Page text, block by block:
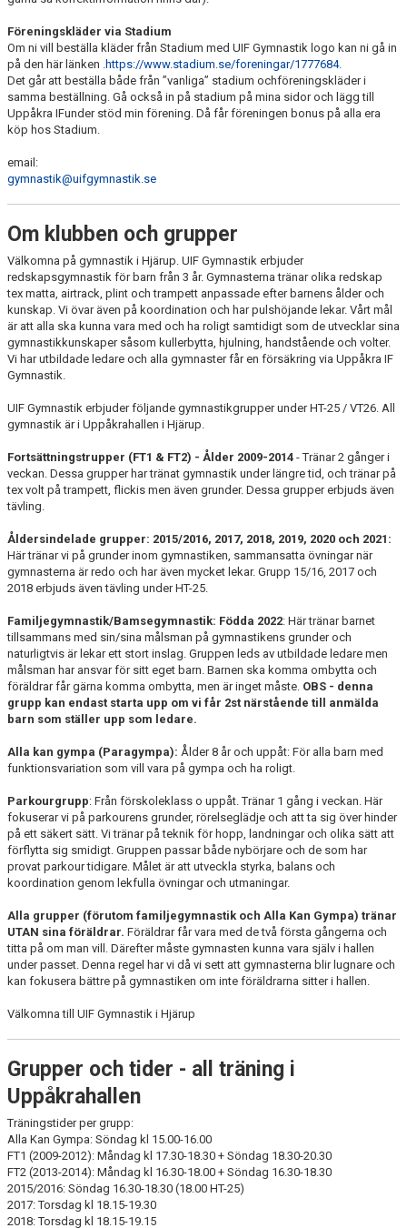
Föreningskläder via Stadium
Om ni vill beställa kläder från Stadium med UIF Gymnastik logo kan ni gå in
på den här länken .https://www.stadium.se/foreningar/1777684.
Det går att beställa både från ”vanliga” stadium ochföreningskläder i
samma beställning. Gå också in på stadium på mina sidor och lägg till
Uppåkra IFunder stöd min förening. Då får föreningen bonus på alla era
köp hos Stadium.
email:
gymnastik@uifgymnastik.se
Om klubben och grupper
Välkomna på gymnastik i Hjärup. UIF Gymnastik erbjuder
redskapsgymnastik för barn från 3 år. Gymnasterna tränar olika redskap
tex matta, airtrack, plint och trampett anpassade efter barnens ålder och
kunskap. Vi övar även på koordination och har pulshöjande lekar. Vårt mål
är att alla ska kunna vara med och ha roligt samtidigt som de utvecklar sina
gymnastikkunskaper såsom kullerbytta, hjulning, handstående och volter.
Vi har utbildade ledare och alla gymnaster får en försäkring via Uppåkra IF
Gymnastik.
UIF Gymnastik erbjuder följande gymnastikgrupper under HT-25 / VT26. All
gymnastik är i Uppåkrahallen i Hjärup.
Fortsättningstrupper (FT1 & FT2) - Ålder 2009-2014 - Tränar 2 gånger i
veckan. Dessa grupper har tränat gymnastik under längre tid, och tränar på
tex volt på trampett, flickis men även grunder. Dessa grupper erbjuds även
tävling.
Åldersindelade grupper: 2015/2016, 2017, 2018, 2019, 2020 och 2021:
Här tränar vi på grunder inom gymnastiken, sammansatta övningar när
gymnasterna är redo och har även mycket lekar. Grupp 15/16, 2017 och
2018 erbjuds även tävling under HT-25.
Familjegymnastik/Bamsegymnastik: Födda 2022: Här tränar barnet
tillsammans med sin/sina målsman på gymnastikens grunder och
naturligtvis är lekar ett stort inslag. Gruppen leds av utbildade ledare men
målsman har ansvar för sitt eget barn. Barnen ska komma ombytta och
föräldrar får gärna komma ombytta, men är inget måste. OBS - denna
grupp kan endast starta upp om vi får 2st närstående till anmälda
barn som ställer upp som ledare.
Alla kan gympa (Paragympa): Ålder 8 år och uppåt: För alla barn med
funktionsvariation som vill vara på gympa och ha roligt.
Parkourgrupp: Från förskoleklass o uppåt. Tränar 1 gång i veckan. Här
fokuserar vi på parkourens grunder, rörelseglädje och att ta sig över hinder
på ett säkert sätt. Vi tränar på teknik för hopp, landningar och olika sätt att
förflytta sig smidigt. Gruppen passar både nybörjare och de som har
provat parkour tidigare. Målet är att utveckla styrka, balans och
koordination genom lekfulla övningar och utmaningar.
Alla grupper (förutom familjegymnastik och Alla Kan Gympa) tränar
UTAN sina föräldrar. Föräldrar får vara med de två första gångerna och
titta på om man vill. Därefter måste gymnasten kunna vara själv i hallen
under passet. Denna regel har vi då vi sett att gymnasterna blir lugnare och
kan fokusera bättre på gymnastiken om inte föräldrarna sitter i hallen.
Välkomna till UIF Gymnastik i Hjärup
Grupper och tider - all träning i
Uppåkrahallen
Träningstider per grupp:
Alla Kan Gympa: Söndag kl 15.00-16.00
FT1 (2009-2012): Måndag kl 17.30-18.30 + Söndag 18.30-20.30
FT2 (2013-2014): Måndag kl 16.30-18.00 + Söndag 16.30-18.30
2015/2016: Söndag 16.30-18.30 (18.00 HT-25)
2017: Torsdag kl 18.15-19.30
2018: Torsdag kl 18.15-19.15